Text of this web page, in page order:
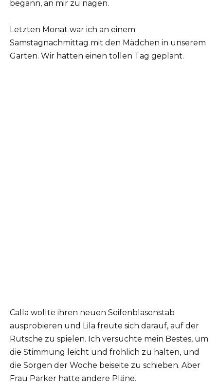
begann, an mir zu nagen.
Letzten Monat war ich an einem
Samstagnachmittag mit den Mädchen in unserem
Garten. Wir hatten einen tollen Tag geplant.
Calla wollte ihren neuen Seifenblasenstab
ausprobieren und Lila freute sich darauf, auf der
Rutsche zu spielen. Ich versuchte mein Bestes, um
die Stimmung leicht und fröhlich zu halten, und
die Sorgen der Woche beiseite zu schieben. Aber
Frau Parker hatte andere Pläne.